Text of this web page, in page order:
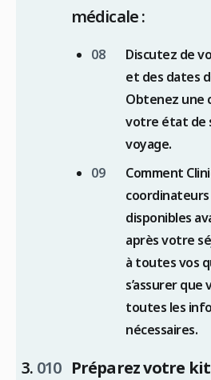
médicale :
Discutez de
et des dates
Obtenez une
votre état de
voyage.
Comment
disponibles
après votre
à toutes vos
s’assurer que
toutes les
nécessaires.
Préparez votre